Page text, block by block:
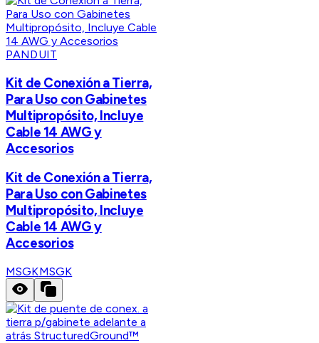
PANDUIT
Kit de Conexión a Tierra,
Para Uso con Gabinetes
Multipropósito, Incluye
Cable 14 AWG y
Accesorios
Kit de Conexión a Tierra,
Para Uso con Gabinetes
Multipropósito, Incluye
Cable 14 AWG y
Accesorios
MSGKMSGK